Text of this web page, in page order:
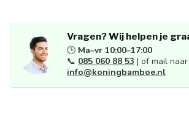
Vragen? Wij helpen je
🕒 Ma–vr 10:00–17:00
📞 085 060 88 53 | of mail
info@koningbamboe.nl